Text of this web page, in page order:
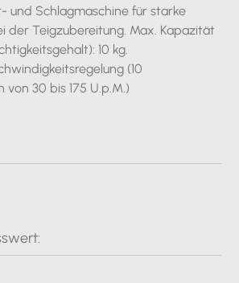
und Schlagmaschine für starke
der Teigzubereitung. Max. Kapazität
10 kg.
(10
30 bis 175 U.p.M.)